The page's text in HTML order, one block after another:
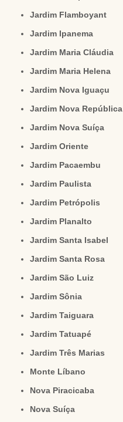
Jardim Flamboyant
Jardim Ipanema
Jardim Maria Cláudia
Jardim Maria Helena
Jardim Nova Iguaçu
Jardim Nova República
Jardim Nova Suíça
Jardim Oriente
Jardim Pacaembu
Jardim Paulista
Jardim Petrópolis
Jardim Planalto
Jardim Santa Isabel
Jardim Santa Rosa
Jardim São Luiz
Jardim Sônia
Jardim Taiguara
Jardim Tatuapé
Jardim Três Marias
Monte Líbano
Nova Piracicaba
Nova Suíça